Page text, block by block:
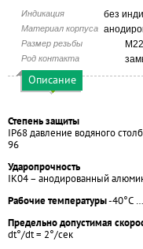
Индикация без
Материал корпуса
Размер резьбы
Род контакта
Описание
Степень защиты
IP68 давление водяного
96
Ударопрочность
IK04 – анодированный
Рабочие температуры-40°С
Предельно допустимая
dt°/dt = 2°/сек